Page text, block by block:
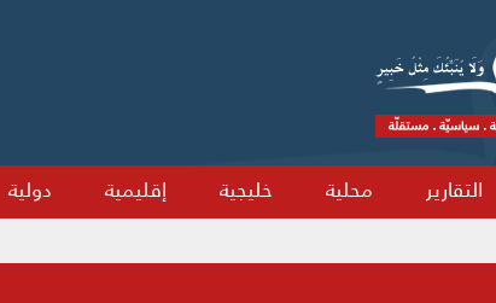
التقارير محلية خليجية إقليمية دولية